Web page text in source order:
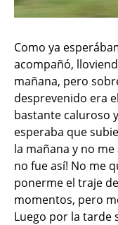
Como ya
acompañó,
mañana, pero
desprevenido era
bastante caluroso
esperaba que
la mañana y no
no fue así! No me
ponerme el traje
momentos, pero
Luego por la tarde